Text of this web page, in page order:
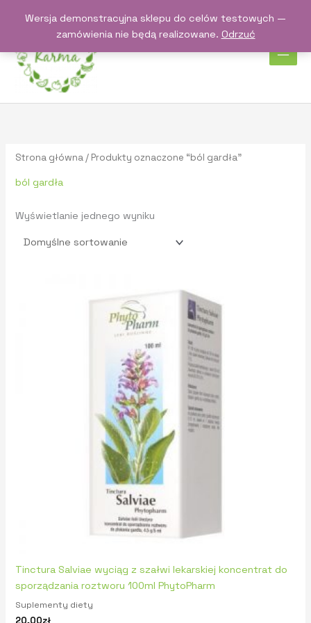
Wersja demonstracyjna sklepu do celów testowych —
zamówienia nie będą realizowane. Odrzuć
Strona główna / Produkty oznaczone “ból gardła”
ból gardła
Wyświetlanie jednego wyniku
Tinctura Salviae wyciąg z szałwi lekarskiej koncentrat do
sporządzania roztworu 100ml PhytoPharm
Suplementy diety
20,00zł